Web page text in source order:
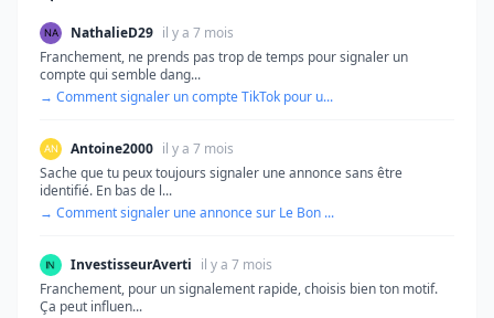
NathalieD29 il y a 7 mois
Franchement, ne prends pas trop de temps pour signaler un
compte qui semble dang...
→ Comment signaler un compte TikTok pour u...
Antoine2000 il y a 7 mois
Sache que tu peux toujours signaler une annonce sans être
identifié. En bas de l...
→ Comment signaler une annonce sur Le Bon ...
InvestisseurAverti il y a 7 mois
Franchement, pour un signalement rapide, choisis bien ton motif.
Ça peut influen...